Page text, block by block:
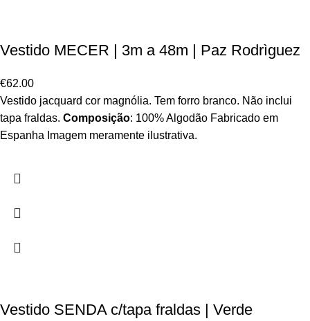
Vestido MECER | 3m a 48m | Paz Rodrìguez
€62.00
Vestido jacquard cor magnólia. Tem forro branco. Não inclui
tapa fraldas. Composição: 100% Algodão Fabricado em
Espanha Imagem meramente ilustrativa.
Vestido SENDA c/tapa fraldas | Verde